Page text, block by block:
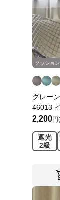
クッショ
グレー
46013
2,200
遮光
2級